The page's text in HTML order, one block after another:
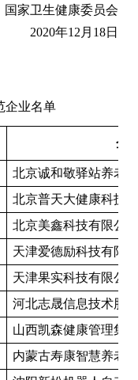
国家卫生健康委员会
2020年12月18日
企业名单
企
北京诚和敬驿站养老
北京普天大健康科技
北京美鑫科技有限公司
天津爱德励科技有限
天津果实科技有限公司
河北志晟信息技术股
山西凯森健康管理集
内蒙古寿康智慧养老